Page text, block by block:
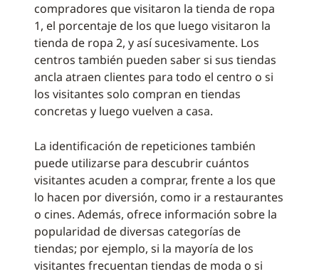
compradores que visitaron la tienda de ropa
1, el porcentaje de los que luego visitaron la
tienda de ropa 2, y así sucesivamente. Los
centros también pueden saber si sus tiendas
ancla atraen clientes para todo el centro o si
los visitantes solo compran en tiendas
concretas y luego vuelven a casa.
La identificación de repeticiones también
puede utilizarse para descubrir cuántos
visitantes acuden a comprar, frente a los que
lo hacen por diversión, como ir a restaurantes
o cines. Además, ofrece información sobre la
popularidad de diversas categorías de
tiendas; por ejemplo, si la mayoría de los
visitantes frecuentan tiendas de moda o si